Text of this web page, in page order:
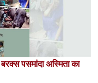
पसमांदा अस्मिता का